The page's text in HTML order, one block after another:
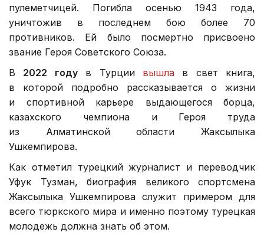
пулеметчицей. Погибла осенью 1943 года,
уничтожив в последнем бою более 70
противников. Ей было посмертно присвоено
звание Героя Советского Союза.
В 2022 годув Турции вышлав свет книга,
в которой подробно рассказывается о жизни
и спортивной карьере выдающегося борца,
казахского чемпиона и Героя труда
из Алматинской области Жаксылыка
Ушкемпирова.
Как отметил турецкий журналист и переводчик
Уфук Тузман, биография великого спортсмена
Жаксылыка Ушкемпирова служит примером для
всего тюркского мира и именно поэтому турецкая
молодежь должна знать об этом.